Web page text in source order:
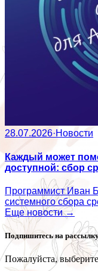
28.07.2026·Новости
Каждый может
доступной: сбор
Программист Иван
системного сбора
Еще новости →
Подпишитесь на
Пожалуйста,